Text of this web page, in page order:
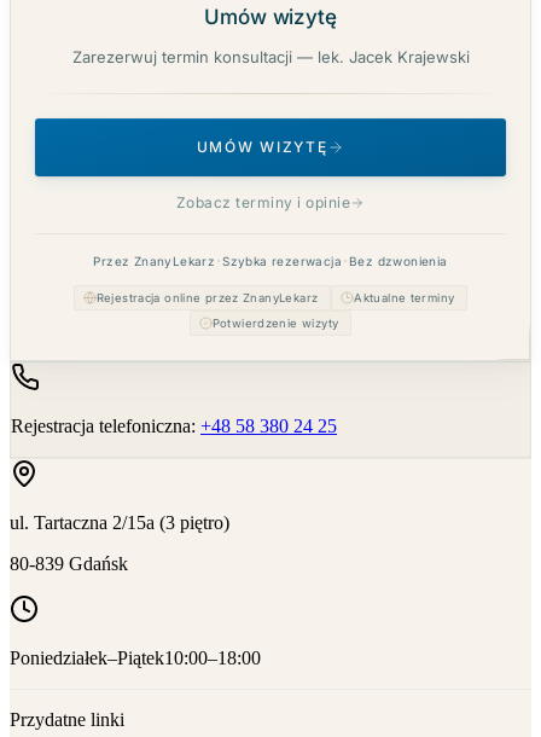
Umów wizytę
Zarezerwuj termin konsultacji — lek. Jacek Krajewski
UMÓW WIZYTĘ
Zobacz terminy i opinie
Przez ZnanyLekarz Szybka rezerwacja Bez dzwonienia
Rejestracja online przez ZnanyLekarz
Aktualne terminy
Potwierdzenie wizyty
Rejestracja telefoniczna: +48 58 380 24 25
ul. Tartaczna 2/15a (3 piętro)
80-839 Gdańsk
Poniedziałek–Piątek10:00–18:00
Przydatne linki